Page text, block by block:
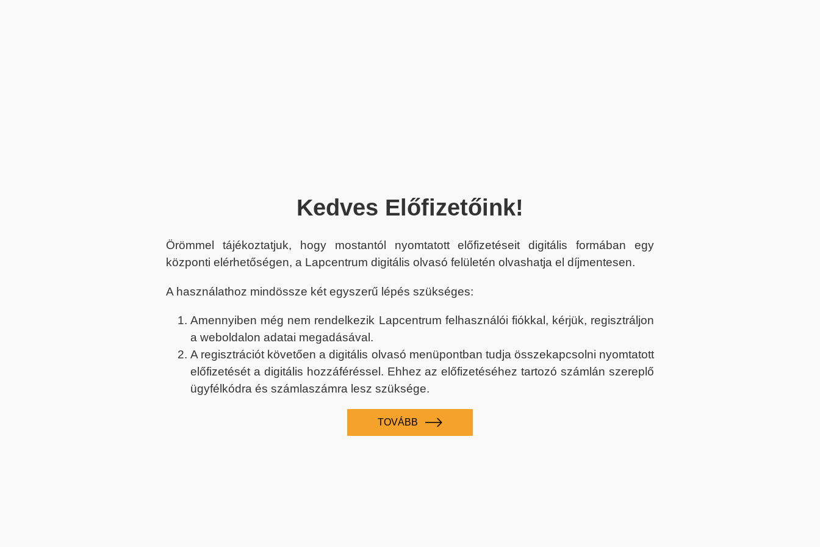
Kedves Előfizetőink!
Örömmel tájékoztatjuk, hogy mostantól nyomtatott előfizetéseit digitális formában egy
központi elérhetőségen, a Lapcentrum digitális olvasó felületén olvashatja el díjmentesen.
A használathoz mindössze két egyszerű lépés szükséges:
Amennyiben még nem rendelkezik Lapcentrum felhasználói fiókkal, kérjük, regisztráljon
a weboldalon adatai megadásával.
A regisztrációt követően a digitális olvasó menüpontban tudja összekapcsolni nyomtatott
előfizetését a digitális hozzáféréssel. Ehhez az előfizetéséhez tartozó számlán szereplő
ügyfélkódra és számlaszámra lesz szüksége.
TOVÁBB